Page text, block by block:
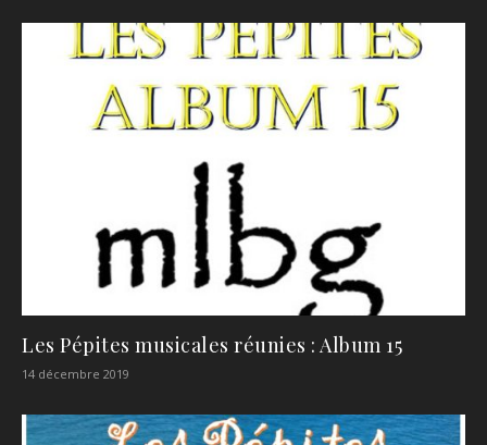
Les Pépites musicales réunies : Album 15
14 décembre 2019